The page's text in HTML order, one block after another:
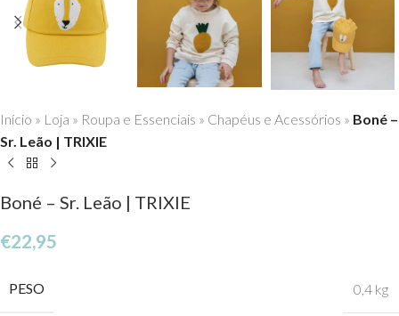
Início » Loja » Roupa e Essenciais » Chapéus e Acessórios » Boné –
Sr. Leão | TRIXIE
Boné – Sr. Leão | TRIXIE
€22,95
PESO 0,4 kg